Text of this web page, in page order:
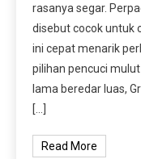
rasanya segar.
disebut cocok untuk
ini cepat menarik
pilihan pencuci
lama beredar luas,
[…]
Read More